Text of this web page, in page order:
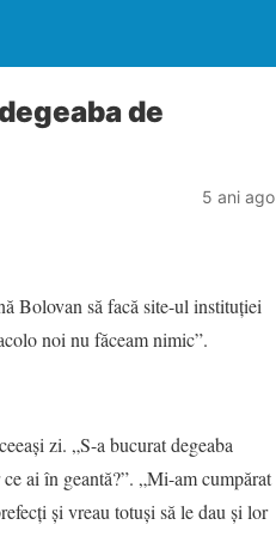
de
5 ani ago
Bolovan să facă site-ul instituției
noi nu făceam nimic”.
zi. „S-a bucurat degeaba
ai în geantă?”. „Mi-am cumpărat
și vreau totuși să le dau și lor